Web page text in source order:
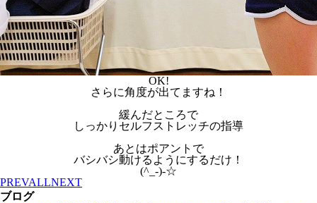
OK!
さらに角度が出てますね！
緩んだところで
しっかりセルフストレッチの指導
あとはポアントで
バシバシ動けるようにするだけ！
(^_-)-☆
PREVALLNEXT
ブログ